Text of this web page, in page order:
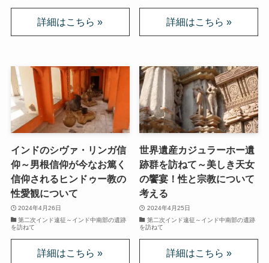
ドストエフスキーとフロイトの父親殺し
秋に記す夏の印象～パリ・ジョージアの旅
ドストエフスキー、妻と歩んだ運命の旅～狂気と愛
の西欧旅行
『ローマ旅行記』～劇場都市ローマの魅力とベルニ
ーニ巡礼
独ソ戦・冷戦下の世界
レーニン・スターリン時代のソ連の歴史
インドのシヴァ・リンガ信
仰～男根信仰が今なお篤く
信仰されるヒンドゥー教の
性愛観について
2024年4月26日
第二次インド遠征～インド中南部の遺跡
を訪ねて
世界遺産カジュラーホー遺
跡群を訪ねて～美しき天女
の饗宴！性と宗教について
考える
2024年4月25日
第二次インド遠征～インド中南部の遺跡
を訪ねて